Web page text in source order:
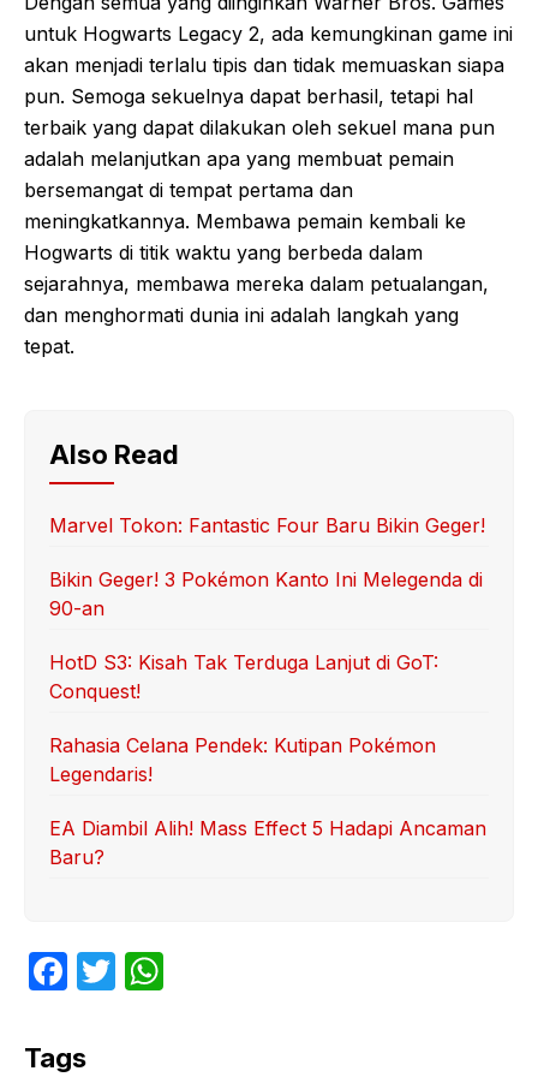
untuk Hogwarts Legacy 2, ada kemungkinan game ini
akan menjadi terlalu tipis dan tidak memuaskan siapa
pun. Semoga sekuelnya dapat berhasil, tetapi hal
terbaik yang dapat dilakukan oleh sekuel mana pun
adalah melanjutkan apa yang membuat pemain
bersemangat di tempat pertama dan
meningkatkannya. Membawa pemain kembali ke
Hogwarts di titik waktu yang berbeda dalam
sejarahnya, membawa mereka dalam petualangan,
dan menghormati dunia ini adalah langkah yang
tepat.
Also Read
Marvel Tokon: Fantastic Four Baru Bikin Geger!
Bikin Geger! 3 Pokémon Kanto Ini Melegenda di
90-an
HotD S3: Kisah Tak Terduga Lanjut di GoT:
Conquest!
Rahasia Celana Pendek: Kutipan Pokémon
Legendaris!
EA Diambil Alih! Mass Effect 5 Hadapi Ancaman
Baru?
F
c
T
Tags